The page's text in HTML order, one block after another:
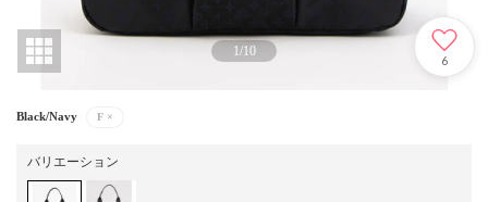
1/10
6
Black/Navy F ×
バリエーション